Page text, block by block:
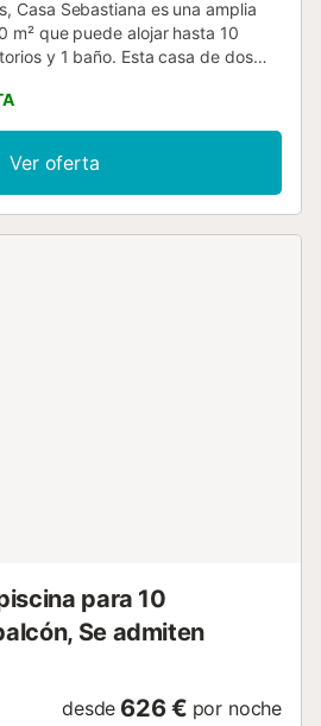
Casa Sebastiana es una amplia
m² que puede alojar hasta 10
y 1 baño. Esta casa de dos
televisión y lavadora para
al exterior y disfrutad del jardín
terraza, porche cubierto con
La piscina exterior privada es de
os relajéis. Además, encontraréis
Ver oferta
para 10
Se admiten
desde 626 € por noche